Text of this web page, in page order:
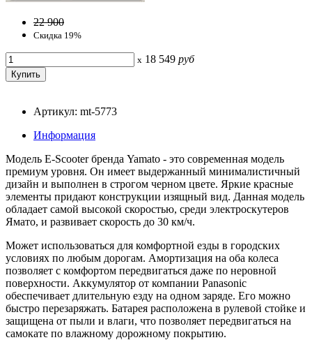
22 900
Скидка 19%
x 18 549 руб
Артикул: mt-5773
Информация
Модель E-Scooter бренда Yamato - это современная модель
премиум уровня. Он имеет выдержанный минималистичный
дизайн и выполнен в строгом черном цвете. Яркие красные
элементы придают конструкции изящный вид. Данная модель
обладает самой высокой скоростью, среди электроскутеров
Ямато, и развивает скорость до 30 км/ч.
Может использоваться для комфортной езды в городских
условиях по любым дорогам. Амортизация на оба колеса
позволяет с комфортом передвигаться даже по неровной
поверхности. Аккумулятор от компании Panasonic
обеспечивает длительную езду на одном заряде. Его можно
быстро перезаряжать. Батарея расположена в рулевой стойке и
защищена от пыли и влаги, что позволяет передвигаться на
самокате по влажному дорожному покрытию.